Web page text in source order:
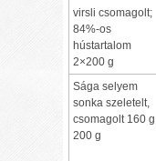
virsli csomagolt;
84%-os
hústartalom
2×200 g
Sága selyem
sonka szeletelt,
csomagolt 160 g ,
200 g